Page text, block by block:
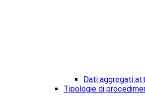
Dati aggregati
Tipologie di